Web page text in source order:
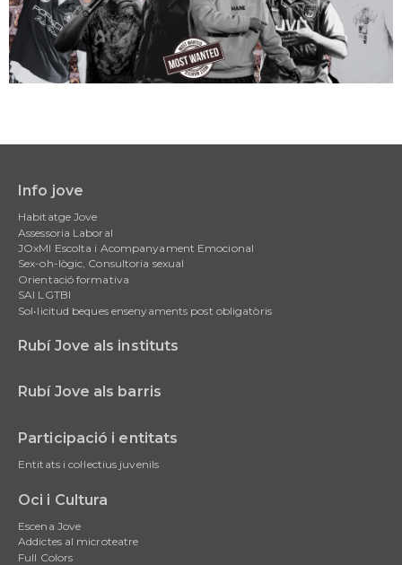
navigation
Info jove
Habitatge Jove
Assessoria Laboral
JOxMI Escolta i Acompanyament Emocional
Sex-oh-lògic, Consultoria sexual
Orientació formativa
SAI LGTBI
Sol•licitud beques ensenyaments post obligatòris
Rubí Jove als instituts
Rubí Jove als barris
Participació i entitats
Entitats i col·lectius juvenils
Oci i Cultura
Escena Jove
Addictes al microteatre
Full Colors